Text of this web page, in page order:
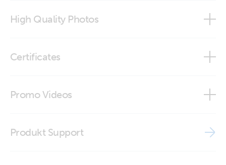
High Quality Photos
CAN-Bus Temp Sensor (top)
Certificates
Promo Videos
Produkt Support